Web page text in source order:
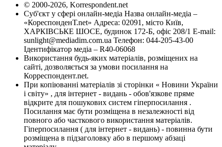
© 2000-2026, Korrespondent.net
Суб'єкт у сфері онлайн-медіа Назва онлайн-медіа –
«КореспонденТ.net» Адреса: 02091, місто Київ,
ХАРКІВСЬКЕ ШОСЕ, будинок 172-Б, офіс 208/1 E-mail:
sunlight@mediadim.com.ua Телефон: 044-205-43-00
Ідентифікатор медіа – R40-06068
Використання будь-яких матеріалів, розміщених на
сайті, дозволяється за умови посилання на
Корреспондент.net.
При копіюванні матеріалів зі сторінки « Новини України
і світу» , для інтернет - видань - обов'язкове пряме
відкрите для пошукових систем гіперпосилання .
Посилання має бути розміщена в незалежності від
повного або часткового використання матеріалів.
Гіперпосилання ( для інтернет - видань) - повинна бути
розміщена в підзаголовку або в першому абзаці